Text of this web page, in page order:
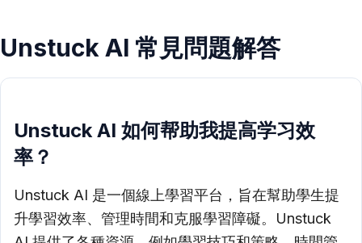
Unstuck AI 常見問題解答
Unstuck AI 如何帮助我提高学习效
率？
Unstuck AI 是一個線上學習平台，旨在幫助學生提
升學習效率、管理時間和克服學習障礙。Unstuck